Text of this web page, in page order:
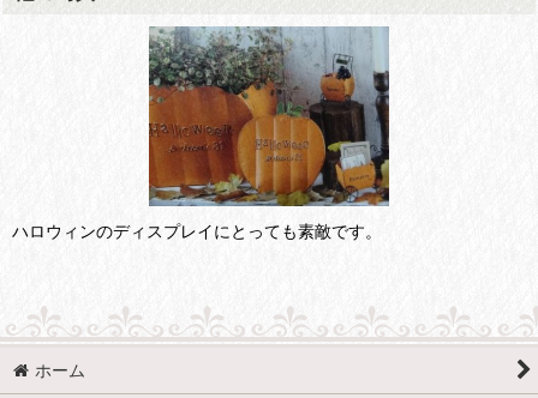
ハロウィンのディスプレイにとっても素敵です。
ホーム